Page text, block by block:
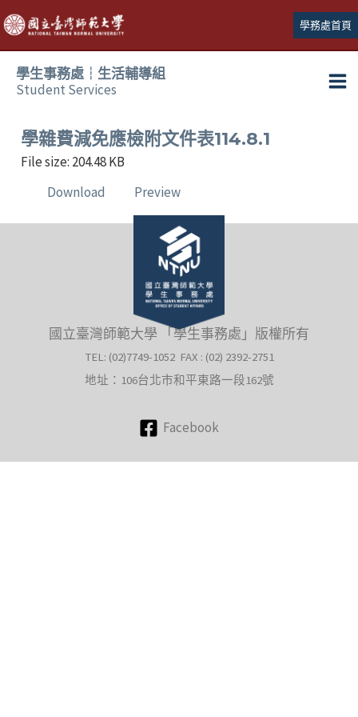
跳
至
主
學務處首頁
學生事務處┆生活輔導組
Student Services
學雜費減免應檢附文件表114.8.1
File size: 204.48 KB
Download
Preview
國立臺灣師範大學 「學生事務處」版權所有
TEL: (02)7749-1052 FAX : (02) 2392-2751
地址：106台北市和平東路一段162號
Facebook